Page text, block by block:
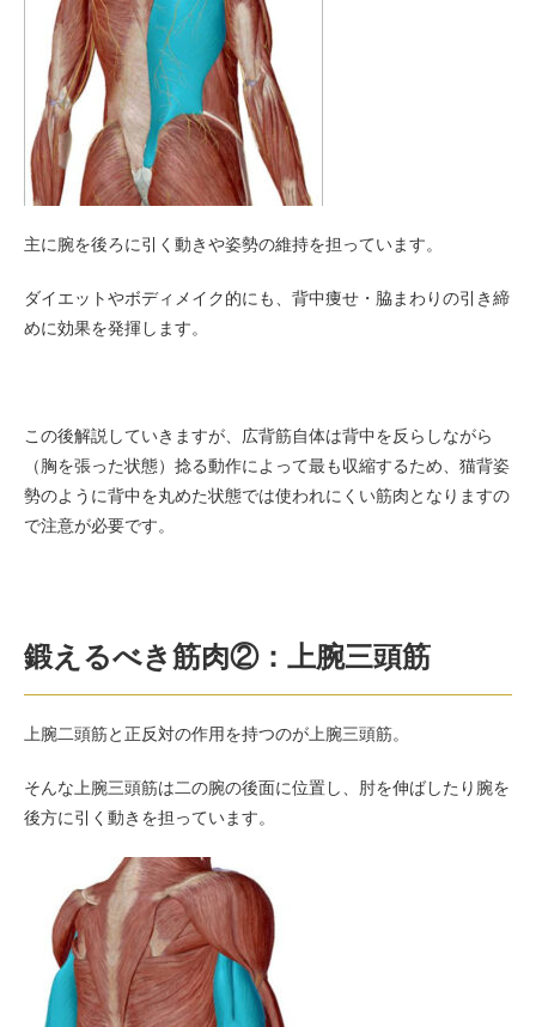
主に腕を後ろに引く動きや姿勢の維持を担っています。
ダイエットやボディメイク的にも、背中痩せ・脇まわりの引き締
めに効果を発揮します。
この後解説していきますが、広背筋自体は背中を反らしながら
（胸を張った状態）捻る動作によって最も収縮するため、猫背姿
勢のように背中を丸めた状態では使われにくい筋肉となりますの
で注意が必要です。
鍛えるべき筋肉②：上腕三頭筋
上腕二頭筋と正反対の作用を持つのが上腕三頭筋。
そんな上腕三頭筋は二の腕の後面に位置し、肘を伸ばしたり腕を
後方に引く動きを担っています。